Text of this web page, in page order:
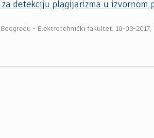
detekciju plagijarizma u izvornom
- Elektrotehnički fakultet, 10-03-